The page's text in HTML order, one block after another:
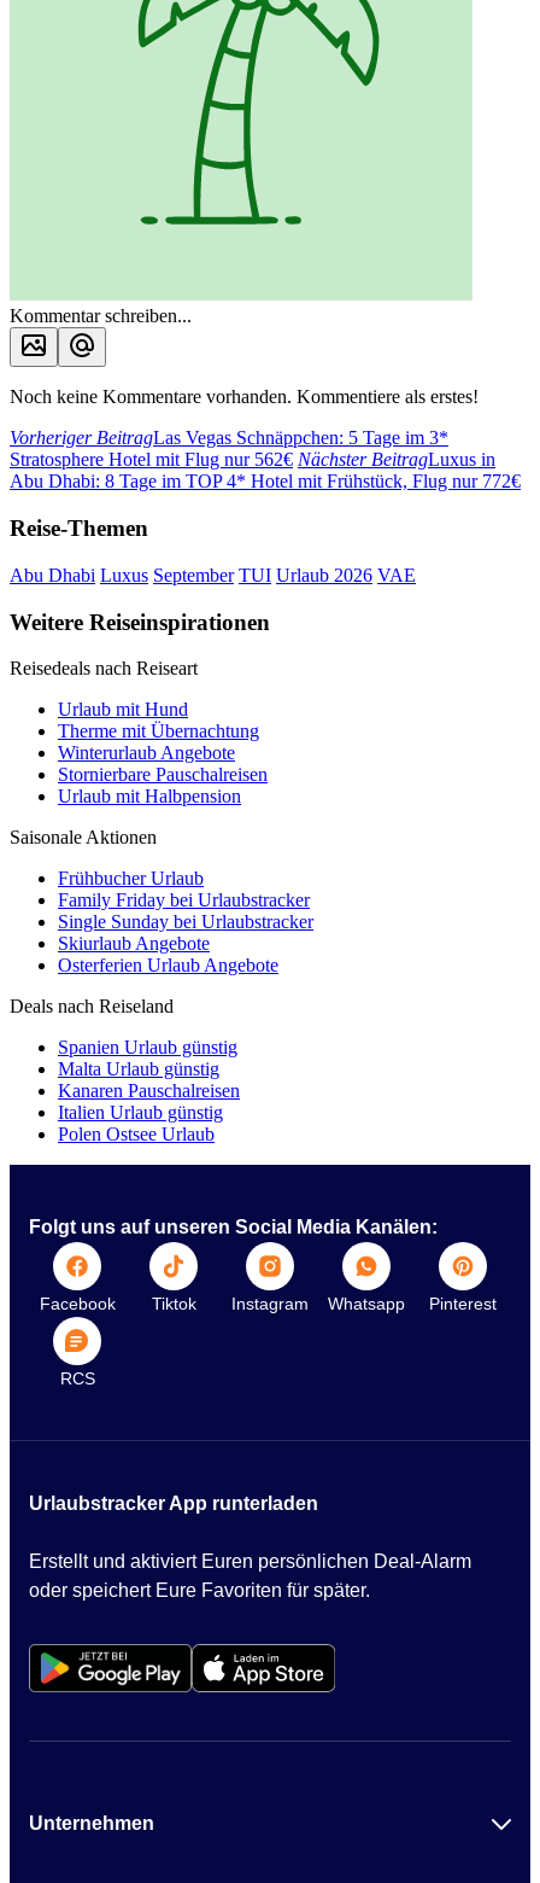
Kommentar schreiben...
Noch keine Kommentare vorhanden. Kommentiere als erstes!
Vorheriger BeitragLas Vegas Schnäppchen: 5 Tage im 3*
Stratosphere Hotel mit Flug nur 562€ Nächster BeitragLuxus in
Abu Dhabi: 8 Tage im TOP 4* Hotel mit Frühstück, Flug nur 772€
Reise-Themen
Abu Dhabi Luxus September TUI Urlaub 2026 VAE
Weitere Reiseinspirationen
Reisedeals nach Reiseart
Urlaub mit Hund
Therme mit Übernachtung
Winterurlaub Angebote
Stornierbare Pauschalreisen
Urlaub mit Halbpension
Saisonale Aktionen
Frühbucher Urlaub
Family Friday bei Urlaubstracker
Single Sunday bei Urlaubstracker
Skiurlaub Angebote
Osterferien Urlaub Angebote
Deals nach Reiseland
Spanien Urlaub günstig
Malta Urlaub günstig
Kanaren Pauschalreisen
Italien Urlaub günstig
Polen Ostsee Urlaub